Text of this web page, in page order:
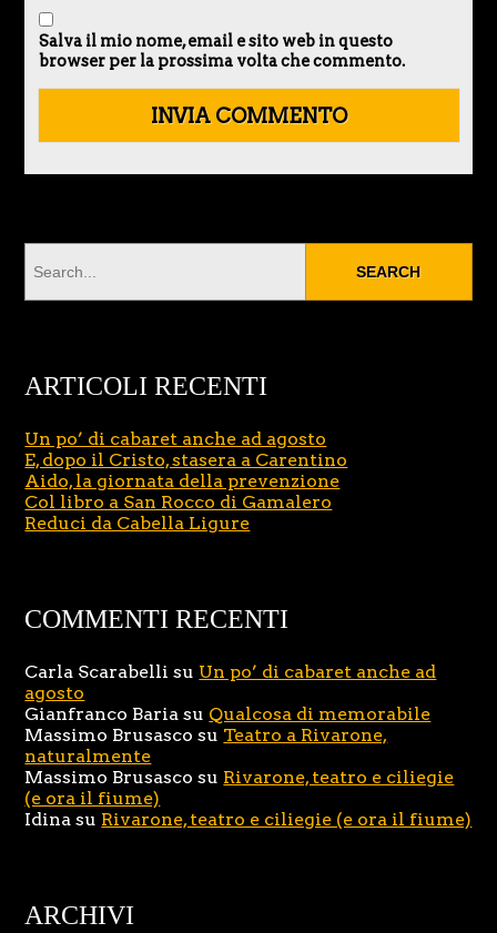
Salva il mio nome, email e sito web in questo
browser per la prossima volta che commento.
ARTICOLI RECENTI
Un po’ di cabaret anche ad agosto
E, dopo il Cristo, stasera a Carentino
Aido, la giornata della prevenzione
Col libro a San Rocco di Gamalero
Reduci da Cabella Ligure
COMMENTI RECENTI
Carla Scarabelli su Un po’ di cabaret anche ad
agosto
Gianfranco Baria su Qualcosa di memorabile
Massimo Brusasco su Teatro a Rivarone,
naturalmente
Massimo Brusasco su Rivarone, teatro e ciliegie
(e ora il fiume)
Idina su Rivarone, teatro e ciliegie (e ora il fiume)
ARCHIVI